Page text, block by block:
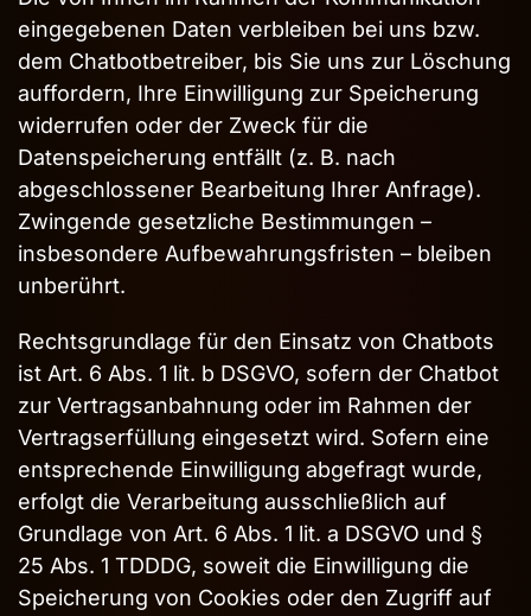
eingegebenen Daten verbleiben bei uns bzw.
dem Chatbotbetreiber, bis Sie uns zur Löschung
auffordern, Ihre Einwilligung zur Speicherung
widerrufen oder der Zweck für die
Datenspeicherung entfällt (z. B. nach
abgeschlossener Bearbeitung Ihrer Anfrage).
Zwingende gesetzliche Bestimmungen –
insbesondere Aufbewahrungsfristen – bleiben
unberührt.
Rechtsgrundlage für den Einsatz von Chatbots
ist Art. 6 Abs. 1 lit. b DSGVO, sofern der Chatbot
zur Vertragsanbahnung oder im Rahmen der
Vertragserfüllung eingesetzt wird. Sofern eine
entsprechende Einwilligung abgefragt wurde,
erfolgt die Verarbeitung ausschließlich auf
Grundlage von Art. 6 Abs. 1 lit. a DSGVO und §
25 Abs. 1 TDDDG, soweit die Einwilligung die
Speicherung von Cookies oder den Zugriff auf